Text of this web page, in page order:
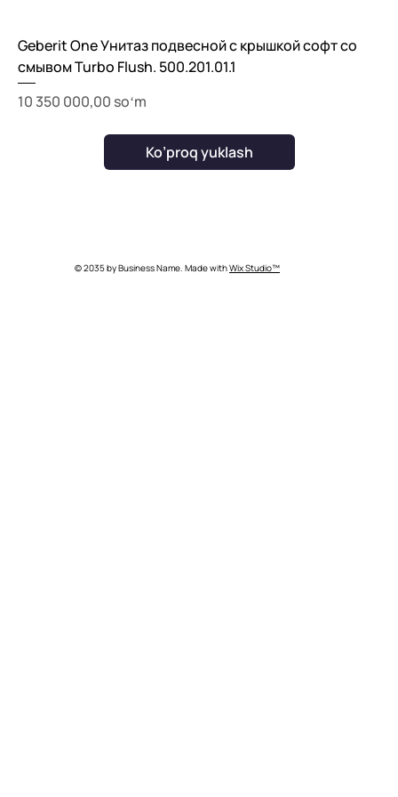
Geberit One Унитаз подвесной с крышкой софт со
смывом Turbo Flush. 500.201.01.1
Price
10 350 000,00 soʻm
Ko’proq yuklash
© 2035 by Business Name. Made withWix Studio™